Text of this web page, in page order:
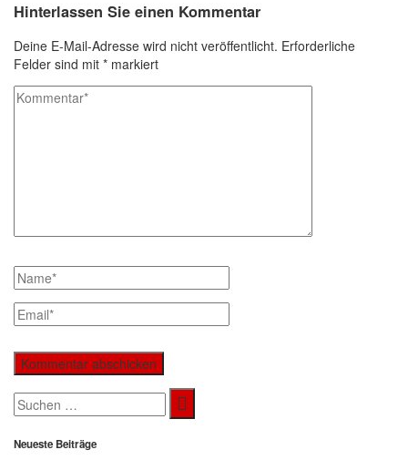
Hinterlassen Sie einen Kommentar
Deine E-Mail-Adresse wird nicht veröffentlicht. Erforderliche
Felder sind mit * markiert
Search
for:
Neueste Beiträge